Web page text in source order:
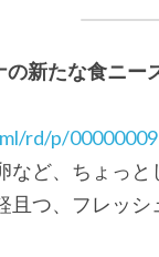
新たな食ニー
rd/p/
など、ちょっ
且つ、フレッ